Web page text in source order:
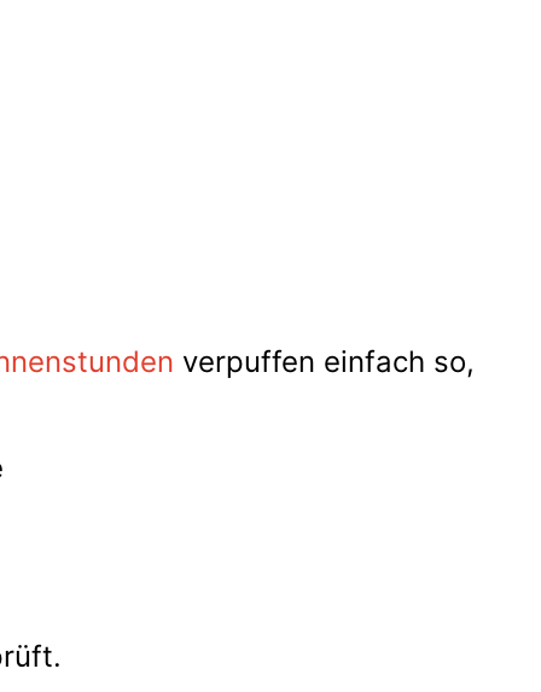
verpuffen einfach so,